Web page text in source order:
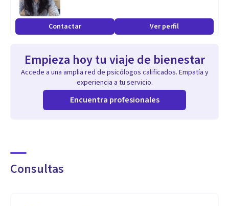
Contactar Ver perfil
Empieza hoy tu viaje de bienestar
Accede a una amplia red de psicólogos calificados. Empatía y
experiencia a tu servicio.
Encuentra profesionales
Consultas